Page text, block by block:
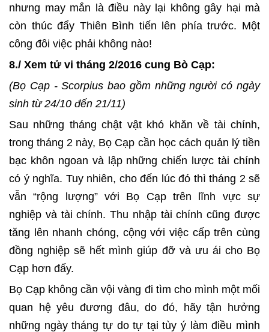
nhưng may mắn là điều này lại không gây hại mà
còn thúc đẩy Thiên Bình tiến lên phía trước. Một
công đôi việc phải không nào!
8./ Xem tử vi tháng 2/2016 cung Bò Cạp:
(Bọ Cạp - Scorpius bao gồm những người có ngày
sinh từ 24/10 đến 21/11)
Sau những tháng chật vật khó khăn về tài chính,
trong tháng 2 này, Bọ Cạp cần học cách quản lý tiền
bạc khôn ngoan và lập những chiến lược tài chính
có ý nghĩa. Tuy nhiên, cho đến lúc đó thì tháng 2 sẽ
vẫn “rộng lượng” với Bọ Cạp trên lĩnh vực sự
nghiệp và tài chính. Thu nhập tài chính cũng được
tăng lên nhanh chóng, cộng với việc cấp trên cùng
đồng nghiệp sẽ hết mình giúp đỡ và ưu ái cho Bọ
Cạp hơn đấy.
Bọ Cạp không cần vội vàng đi tìm cho mình một mối
quan hệ yêu đương đâu, do đó, hãy tận hưởng
những ngày tháng tự do tự tại tùy ý làm điều mình